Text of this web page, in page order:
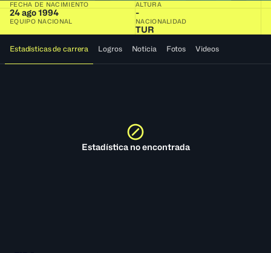
FECHA DE NACIMIENTO
24 ago 1994
ALTURA
-
EQUIPO NACIONAL NACIONALIDAD
TUR
Estadísticas de carrera Logros Noticia Fotos Videos
Estadística no encontrada